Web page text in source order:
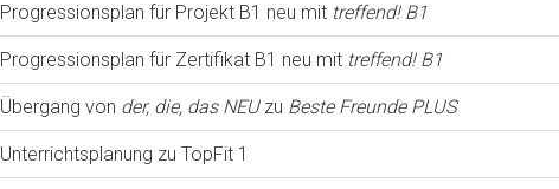
Progressionsplan für Projekt B1 neu mit treffend! B1
Progressionsplan für Zertifikat B1 neu mit treffend! B1
Übergang von der, die, das NEU zu Beste Freunde PLUS
Unterrichtsplanung zu TopFit 1